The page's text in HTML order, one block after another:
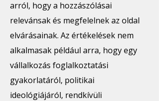
arról, hogy a hozzászólásai
relevánsak és megfelelnek az oldal
elvárásainak. Az értékelések nem
alkalmasak például arra, hogy egy
vállalkozás foglalkoztatási
gyakorlatáról, politikai
ideológiájáról, rendkívüli